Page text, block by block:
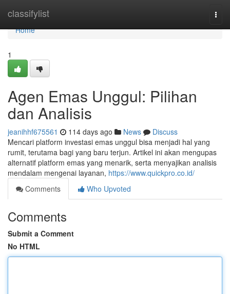
classifylist
Home
Home
1
Agen Emas Unggul: Pilihan
dan Analisis
jeanihhf675561 114 days ago News
Discuss
Mencari platform investasi emas unggul bisa menjadi hal yang
rumit, terutama bagi yang baru terjun. Artikel ini akan mengupas
alternatif platform emas yang menarik, serta menyajikan analisis
mendalam mengenai layanan, https://www.quickpro.co.id/
Comments
Who Upvoted
Comments
Submit a Comment
No HTML